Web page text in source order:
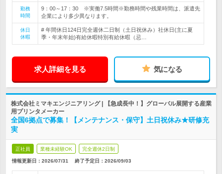
勤務
時間
9：00～17：30 ※実働7.5時間※勤務時間や残業時間は、派遣先
企業により多少異なります。
休日
休暇
# 年間休日124日完全週休二日制（土日祝休み）社休日(主に夏
季・年末年始)有給休暇特別有給休暇（忌…
求人詳細を見る 気になる
株式会社ミマキエンジニアリング | 【急成長中！】グローバル展開する産業
用プリンタメーカー
全国6拠点で募集！【メンテナンス・保守】土日祝休み★研修充
実
正社員 業種未経験OK 完全週休2日制
情報更新日：2026/07/31 終了予定日： 2026/09/03